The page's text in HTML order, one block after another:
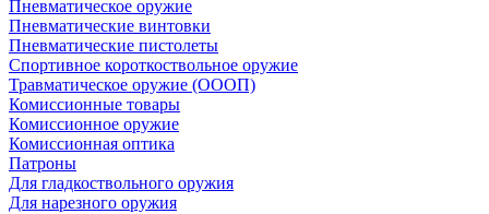
Пневматическое оружие
Пневматические винтовки
Пневматические пистолеты
Спортивное короткоствольное оружие
Травматическое оружие (ОООП)
Комиссионные товары
Комиссионное оружие
Комиссионная оптика
Патроны
Для гладкоствольного оружия
Для нарезного оружия